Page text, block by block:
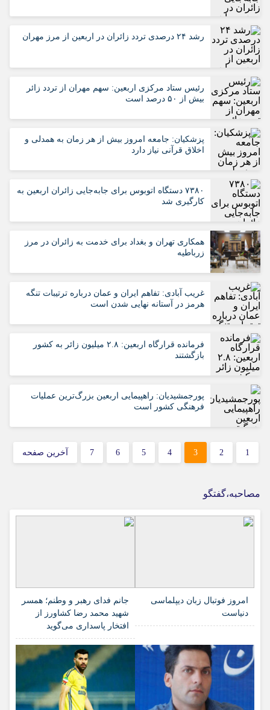
رشد ۲۴ درصدی تردد زائران در اربعین از مرز مهران
رئیس ستاد مرکزی اربعین: سهم مهران از تردد زائر
بیش از ۵۰ درصد است
پزشکیان: جامعه امروز بیش از هر زمان به همدلی و
اخلاق قرآنی نیاز دارد
۷۳۸۰ دستگاه اتوبوس برای جابه‌جایی زائران اربعین به‌
کارگیری شد
همکاری تهران و بغداد برای خدمت به زائران در مرز
زرباطیه
غریب آبادی: تفاهم ایران و عمان درباره ترتیبات تنگه
هرمز در آستانه نهایی شدن است
فرمانده قرارگاه اربعین: ۲.۸ میلیون زائر به کشور
بازگشتند
پورجمشیدیان: راهپیمایی اربعین بزرگ‌ترین عملیات
فرهنگی کشور است
1
2
3
4
5
6
7 آخرین صفحه
مصاحبه،گفتگو
امروز فوتبال زبان دیپلماسی
دنیاست
جانم فدای رهبر و وطنم؛ همسر
شهید محمد رضا کشاورز از
افتخار پاسداری می‌گوید